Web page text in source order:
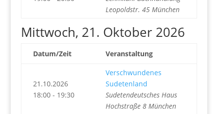
Leopoldstr. 45 München
Mittwoch, 21. Oktober 2026
Datum/Zeit Veranstaltung
21.10.2026
18:00 - 19:30
Verschwundenes
Sudetenland
Sudetendeutsches Haus
Hochstraße 8 München